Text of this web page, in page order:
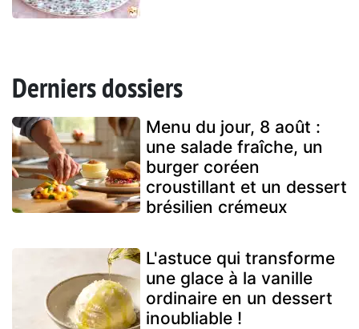
Derniers dossiers
Menu du jour, 8 août :
une salade fraîche, un
burger coréen
croustillant et un dessert
brésilien crémeux
L'astuce qui transforme
une glace à la vanille
ordinaire en un dessert
inoubliable !